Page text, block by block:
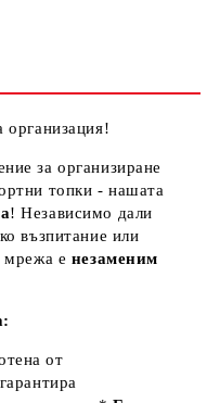
организация!
за организиране
топки - нашата
! Независимо дали
възпитание или
мрежа е незаменим
от